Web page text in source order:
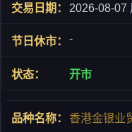
2026-08-07
-
开市
香港金银业